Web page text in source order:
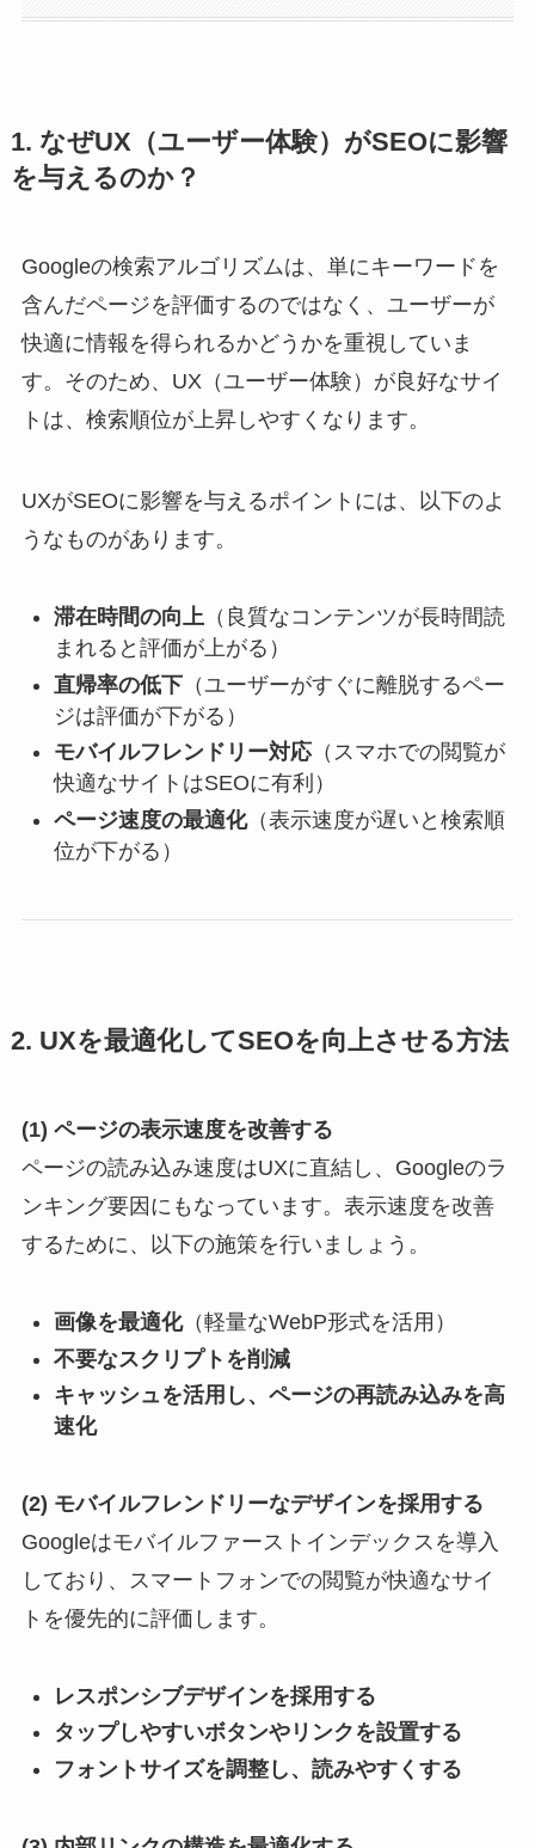
1. なぜUX（ユーザー体験）がSEOに影響
を与えるのか？
Googleの検索アルゴリズムは、単にキーワードを
含んだページを評価するのではなく、ユーザーが
快適に情報を得られるかどうかを重視していま
す。そのため、UX（ユーザー体験）が良好なサイ
トは、検索順位が上昇しやすくなります。
UXがSEOに影響を与えるポイントには、以下のよ
うなものがあります。
滞在時間の向上（良質なコンテンツが長時間読
まれると評価が上がる）
直帰率の低下（ユーザーがすぐに離脱するペー
ジは評価が下がる）
モバイルフレンドリー対応（スマホでの閲覧が
快適なサイトはSEOに有利）
ページ速度の最適化（表示速度が遅いと検索順
位が下がる）
2. UXを最適化してSEOを向上させる方法
(1) ページの表示速度を改善する
ページの読み込み速度はUXに直結し、Googleのラ
ンキング要因にもなっています。表示速度を改善
するために、以下の施策を行いましょう。
画像を最適化（軽量なWebP形式を活用）
不要なスクリプトを削減
キャッシュを活用し、ページの再読み込みを高
速化
(2) モバイルフレンドリーなデザインを採用する
Googleはモバイルファーストインデックスを導入
しており、スマートフォンでの閲覧が快適なサイ
トを優先的に評価します。
レスポンシブデザインを採用する
タップしやすいボタンやリンクを設置する
フォントサイズを調整し、読みやすくする